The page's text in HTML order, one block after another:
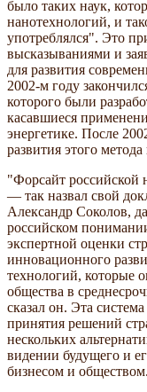
было таких наук,
нанотехнологий, и
употреблялся". Это
высказываниями и
для развития
2002-м году
которого были
касавшиеся
энергетике. После
развития этого
"Форсайт российской
— так назвал свой
Александр Соколов,
российском
экспертной оценки
инновационного
технологий, которые
общества в
сказал он. Эта
принятия решений
нескольких
видении будущего и
бизнесом и обществом.